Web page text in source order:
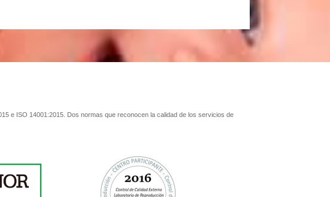
e ISO 14001:2015. Dos normas que reconocen la calidad de los servicios de